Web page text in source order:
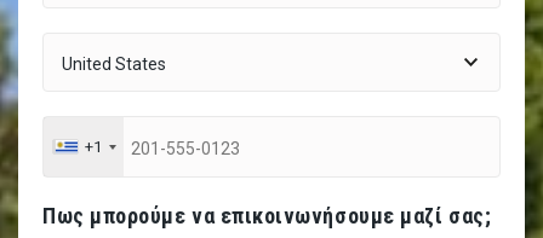
+1
Πως μπορούμε να επικοινωνήσουμε μαζί σας;